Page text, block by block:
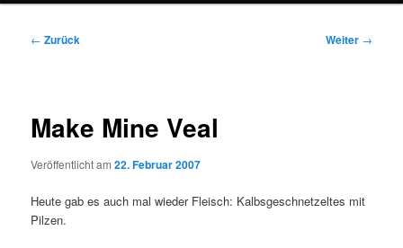
Beitragsnavigation
← Zurück Weiter →
Make Mine Veal
Veröffentlicht am22. Februar 2007
Heute gab es auch mal wieder Fleisch: Kalbsgeschnetzeltes mit
Pilzen.